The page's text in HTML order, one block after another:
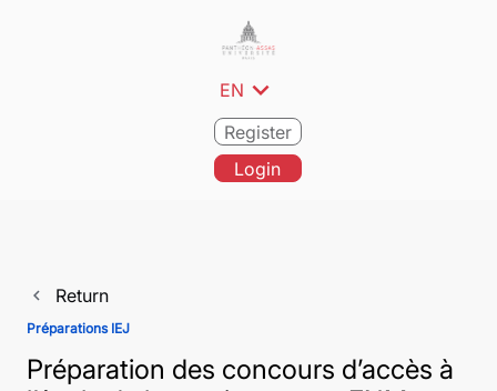
EN expand_more
Register
Login
navigate_before Return
Préparations IEJ
Préparation des concours d’accès à